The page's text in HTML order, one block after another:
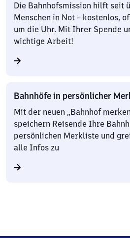
Die Bahnhofsmission hilft seit
Menschen in Not – kostenlos,
um die Uhr. Mit Ihrer Spende
wichtige Arbeit!
Bahnhöfe in persönlicher
Mit der neuen „Bahnhof
speichern Reisende Ihre
persönlichen Merkliste und
alle Infos zu